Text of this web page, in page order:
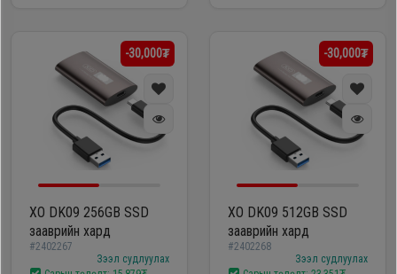
-30,000₮
XO DK09 256GB SSD
зааврийн хард
#2402267
Зээл судлуулах
-30,000₮
XO DK09 512GB SSD
зааврийн хард
#2402268
Зээл судлуулах